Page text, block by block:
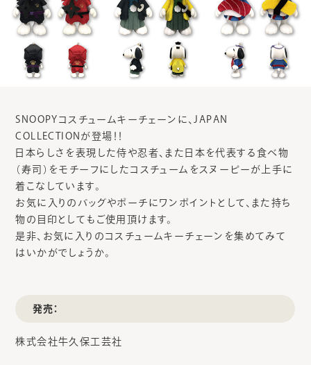
SNOOPYコスチュームキーチェーンに、JAPAN
COLLECTIONが登場！！
日本らしさを表現した侍や忍者、また日本を代表する食べ物
（寿司）をモチーフにしたコスチュームをスヌーピーが上手に
着こなしています。
お気に入りのバッグやポーチにワンポイントとして、また持ち
物の目印としてもご使用頂けます。
是非、お気に入りのコスチュームキーチェーンを集めてみて
はいかがでしょうか。
発売：
株式会社牛久保工芸社